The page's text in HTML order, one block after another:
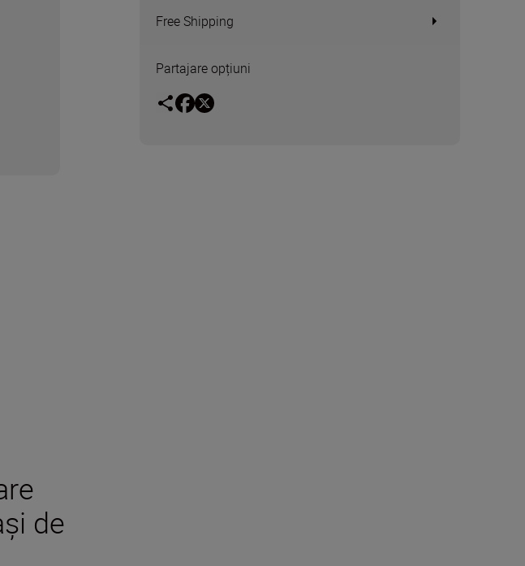
Free Shipping
Partajare opțiuni
de